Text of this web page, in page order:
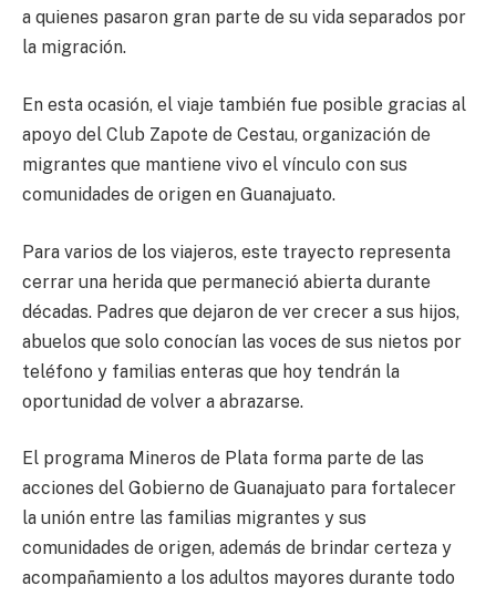
a quienes pasaron gran parte de su vida separados por
la migración.
En esta ocasión, el viaje también fue posible gracias al
apoyo del Club Zapote de Cestau, organización de
migrantes que mantiene vivo el vínculo con sus
comunidades de origen en Guanajuato.
Para varios de los viajeros, este trayecto representa
cerrar una herida que permaneció abierta durante
décadas. Padres que dejaron de ver crecer a sus hijos,
abuelos que solo conocían las voces de sus nietos por
teléfono y familias enteras que hoy tendrán la
oportunidad de volver a abrazarse.
El programa Mineros de Plata forma parte de las
acciones del Gobierno de Guanajuato para fortalecer
la unión entre las familias migrantes y sus
comunidades de origen, además de brindar certeza y
acompañamiento a los adultos mayores durante todo